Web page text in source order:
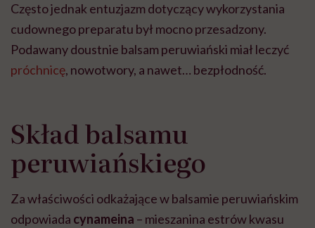
Często jednak entuzjazm dotyczący wykorzystania
cudownego preparatu był mocno przesadzony.
Podawany doustnie balsam peruwiański miał leczyć
próchnicę, nowotwory, a nawet… bezpłodność.
Skład balsamu
peruwiańskiego
Za właściwości odkażające w balsamie peruwiańskim
odpowiada cynameina – mieszanina estrów kwasu